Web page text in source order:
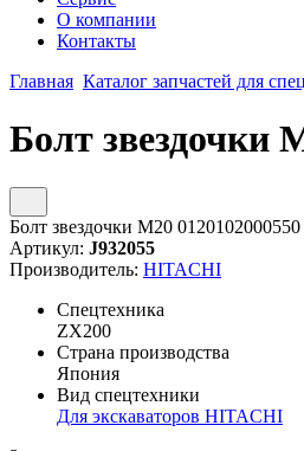
О компании
Контакты
Главная Каталог запчастей для
Болт звездочки
Болт звездочки М20
Артикул: J932055
Производитель: HITACHI
Спецтехника
ZX200
Страна производства
Япония
Вид спецтехники
Для экскаваторов HITACHI